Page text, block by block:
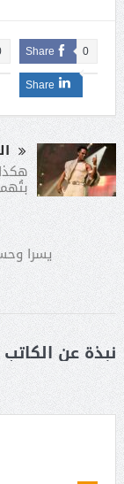
Share 0
Share
يسرا
نبذة عن الكاتب